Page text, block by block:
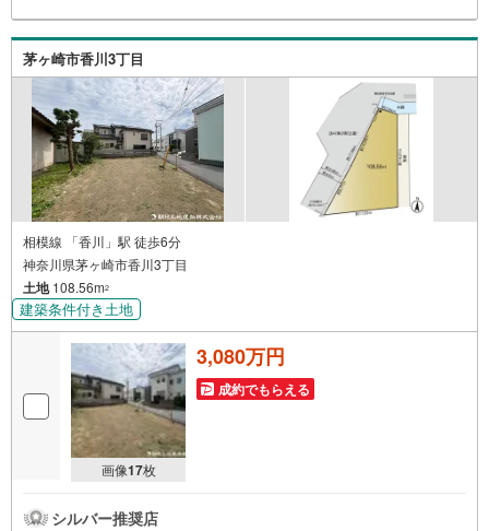
大きな金額を長期間で返済する住宅ローンは優遇金利が0.
1％変わるだけで、支払い総額に大きな変化が生じます。取
引の多い弊社は金融機関の特色、傾向、トレンドを熟知し
ておりますので、お客様のニーズにあった金融機関をご紹
介させて頂きます。
茅ヶ崎市香川3丁目
相模線 「香川」駅 徒歩6分
神奈川県茅ヶ崎市香川3丁目
土地108.56m2
建築条件付き土地
画像17枚
3,080万円
成約でもらえる
シルバー推奨店